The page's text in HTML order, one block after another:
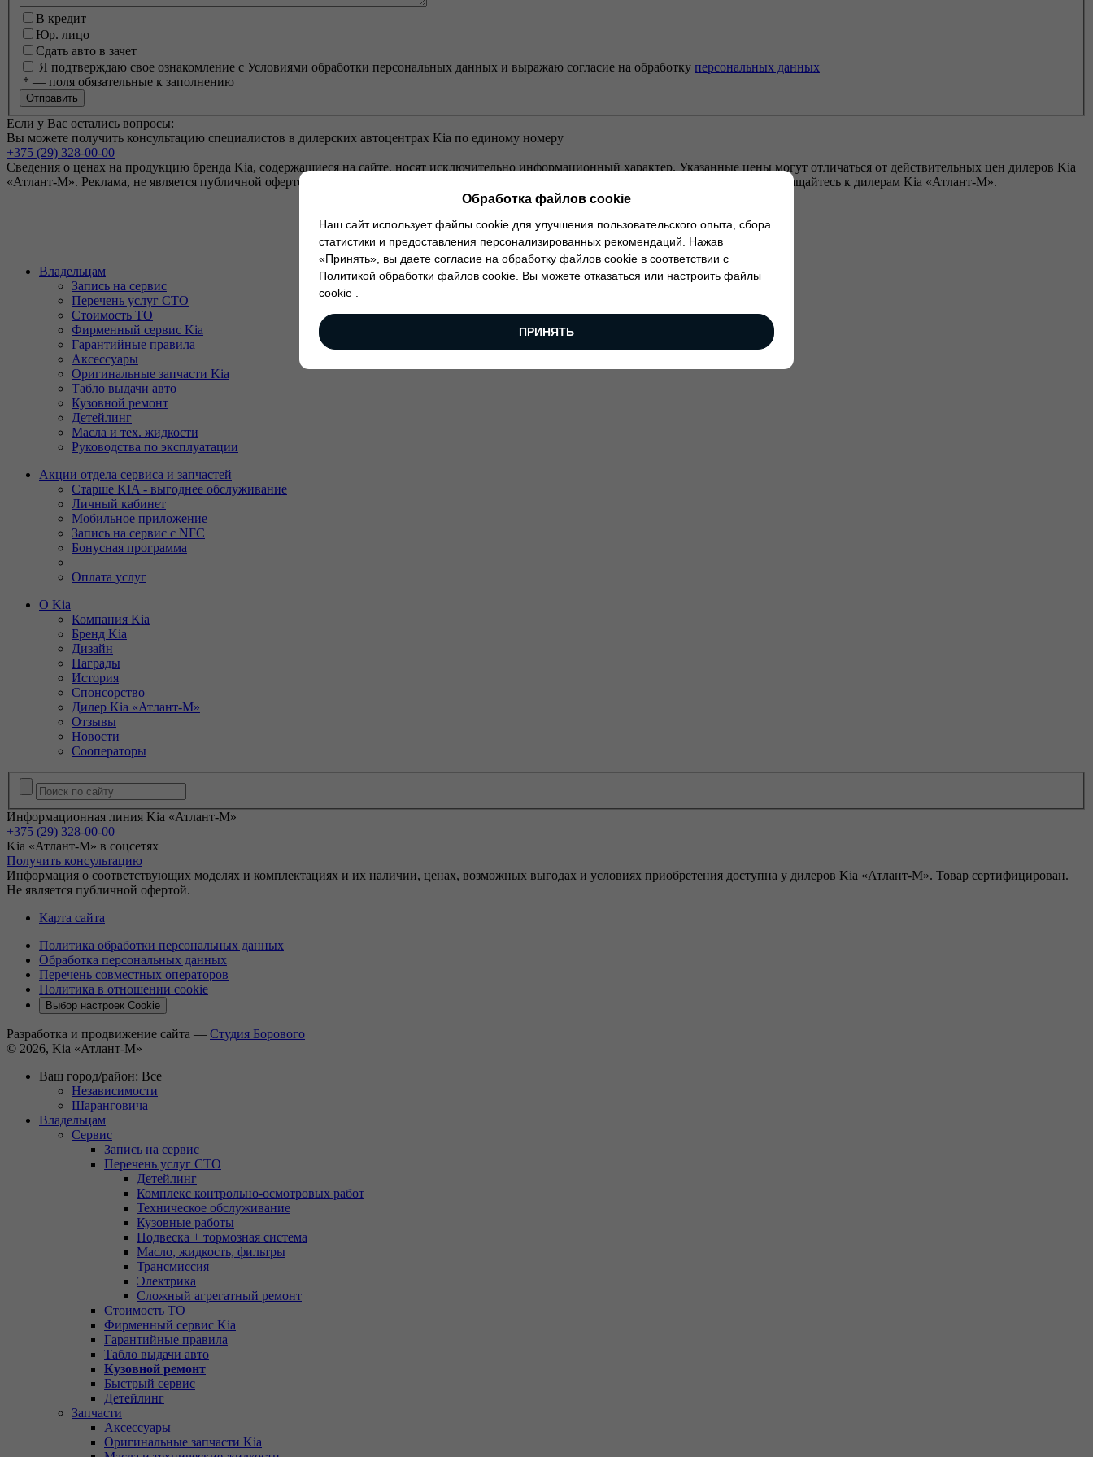
В кредит
Юр. лицо
Сдать авто в зачет
Я подтверждаю свое ознакомление с Условиями обработки персональных данных и выражаю согласие на обработку персональных данных
* — поля обязательные к заполнению
Если у Вас остались вопросы:
Вы можете получить консультацию специалистов в дилерских автоцентрах Kia по единому номеру
+375 (29) 328-00-00
Сведения о ценах на продукцию бренда Kia, содержащиеся на сайте, носят исключительно информационный характер. Указанные цены могут отличаться от действительных цен дилеров Kia
«Атлант-М». Реклама, не является публичной офертой. Для получения подробной информации об актуальных ценах на продукцию Kia обращайтесь к дилерам Kia «Атлант-М».
Владельцам
Запись на сервис
Перечень услуг СТО
Стоимость ТО
Фирменный сервис Kia
Гарантийные правила
Аксессуары
Оригинальные запчасти Kia
Табло выдачи авто
Кузовной ремонт
Детейлинг
Масла и тех. жидкости
Руководства по эксплуатации
Акции отдела сервиса и запчастей
Старше KIA - выгоднее обслуживание
Личный кабинет
Мобильное приложение
Запись на сервис с NFC
Бонусная программа
Оплата услуг
О Kia
Компания Kia
Бренд Kia
Дизайн
Награды
История
Спонсорство
Дилер Kia «Атлант-М»
Отзывы
Новости
Сооператоры
Информационная линия Kia «Атлант-М»
+375 (29) 328-00-00
Kia «Атлант-М» в соцсетях
Получить консультацию
Информация о соответствующих моделях и комплектациях и их наличии, ценах, возможных выгодах и условиях приобретения доступна у дилеров Kia «Атлант-М». Товар сертифицирован.
Не является публичной офертой.
Карта сайта
Политика обработки персональных данных
Обработка персональных данных
Перечень совместных операторов
Политика в отношении cookie
Выбор настроек Cookie
Разработка и продвижение сайта — Студия Борового
© 2026, Kia «Атлант-М»
Ваш город/район: Все
Независимости
Шаранговича
Владельцам
Сервис
Запись на сервис
Перечень услуг СТО
Детейлинг
Комплекс контрольно-осмотровых работ
Техническое обслуживание
Кузовные работы
Подвеска + тормозная система
Масло, жидкость, фильтры
Трансмиссия
Электрика
Сложный агрегатный ремонт
Стоимость ТО
Фирменный сервис Kia
Гарантийные правила
Табло выдачи авто
Кузовной ремонт
Быстрый сервис
Детейлинг
Запчасти
Аксессуары
Оригинальные запчасти Kia
Обработка файлов cookie
Наш сайт использует файлы cookie для улучшения пользовательского опыта, сбора
статистики и предоставления персонализированных рекомендаций. Нажав
«Принять», вы даете согласие на обработку файлов cookie в соответствии с
Политикой обработки файлов cookie . Вы можете отказаться или настроить файлы
cookie
ПРИНЯТЬ